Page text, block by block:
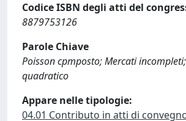
Codice ISBN degli atti del
8879753126
Parole Chiave
Poisson cpmposto; Mercati
quadratico
Appare nelle tipologie:
04.01 Contributo in atti di